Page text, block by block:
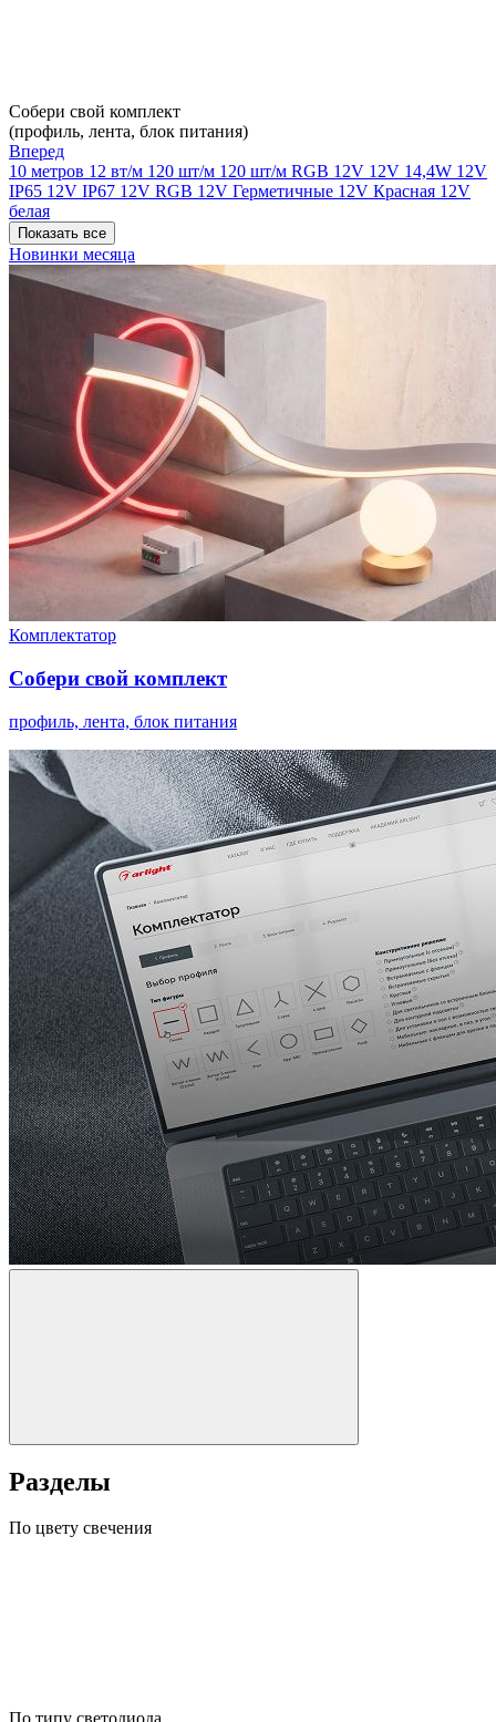
Собери свой комплект
(профиль, лента, блок питания)
Вперед
10 метров 12 вт/м 120 шт/м 120 шт/м RGB 12V 12V 14,4W 12V
IP65 12V IP67 12V RGB 12V Герметичные 12V Красная 12V
белая
Показать все
Новинки месяца
Комплектатор
Собери свой комплект
профиль, лента, блок питания
Разделы
По цвету свечения